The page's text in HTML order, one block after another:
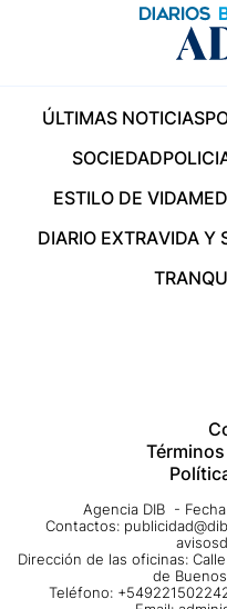
ÚLTIMAS NOTICIAS
SOCIEDAD
ESTILO DE VIDA
DIARIO EXTRAVIDA Y
Agencia DIB -
Contactos:
Dirección de las oficinas:
de
Teléfono: